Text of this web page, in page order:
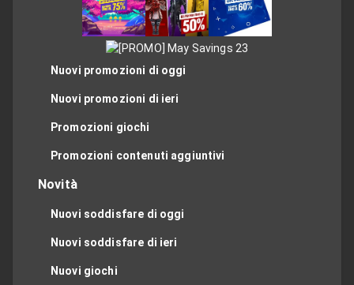
Nuovi promozioni di oggi
Nuovi promozioni di ieri
Promozioni giochi
Promozioni contenuti aggiuntivi
Novità
Nuovi soddisfare di oggi
Nuovi soddisfare di ieri
Nuovi giochi